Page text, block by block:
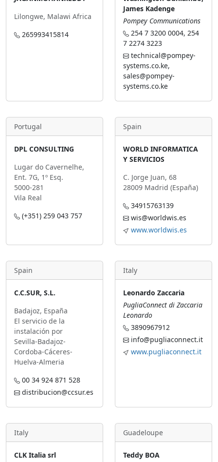
Lilongwe, Malawi Africa
265993415814
James Kadenge
Pompey Communications
254 7 3200 0004, 254
7 2274 3223
technical@pompey-
systems.co.ke,
sales@pompey-
systems.co.ke
Portugal
DPL CONSULTING
Lugar do Cavernelhe,
Ent. 7G, 1º Esq.
5000-281
Vila Real
(+351) 259 043 757
Spain
WORLD INFORMATICA
Y SERVICIOS
C. Jorge Juan, 68
28009 Madrid (España)
34915763139
wis@worldwis.es
www.worldwis.es
Spain
C.C.SUR, S.L.
Badajoz, España
El servicio de la
instalación por
Sevilla-Badajoz-
Cordoba-Cáceres-
Huelva-Almeria
00 34 924 871 528
distribucion@ccsur.es
Italy
Leonardo Zaccaria
PugliaConnect di Zaccaria
Leonardo
3890967912
info@pugliaconnect.it
www.pugliaconnect.it
Italy
CLK Italia srl
Guadeloupe
Teddy BOA